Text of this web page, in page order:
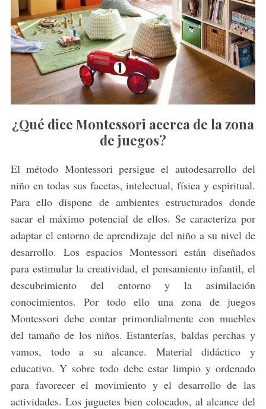
¿Qué dice Montessori acerca de la zona
de juegos?
El método Montessori persigue el autodesarrollo del
niño en todas sus facetas, intelectual, física y espiritual.
Para ello dispone de ambientes estructurados donde
sacar el máximo potencial de ellos. Se caracteriza por
adaptar el entorno de aprendizaje del niño a su nivel de
desarrollo. Los espacios Montessori están diseñados
para estimular la creatividad, el pensamiento infantil, el
descubrimiento del entorno y la asimilación
conocimientos. Por todo ello una zona de juegos
Montessori debe contar primordialmente con muebles
del tamaño de los niños. Estanterías, baldas perchas y
vamos, todo a su alcance. Material didáctico y
educativo. Y sobre todo debe estar limpio y ordenado
para favorecer el movimiento y el desarrollo de las
actividades. Los juguetes bien colocados, al alcance del